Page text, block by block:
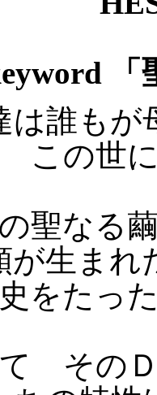
「
は誰もが
この世
聖なる
が生ま
をたっ
その